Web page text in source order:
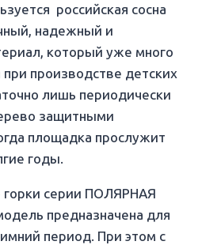
российская сосна
надежный и
который уже много
производстве детских
лишь периодически
защитными
площадка прослужит
годы.
горки серии ПОЛЯРНАЯ
предназначена для
период. При этом с